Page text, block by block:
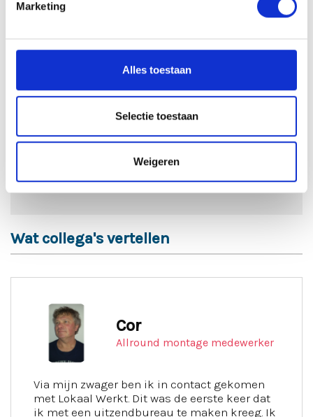
Marketing
Alles toestaan
Selectie toestaan
Weigeren
joshua@lokaal-werkt.nl
Solliciteren
VACATURE DELEN
Wat collega's vertellen
Cor
Allround montage medewerker
Via mijn zwager ben ik in contact gekomen
met Lokaal Werkt. Dit was de eerste keer dat
ik met een uitzendbureau te maken kreeg. Ik